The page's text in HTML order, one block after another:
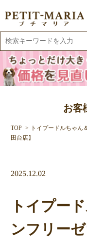
お客
TOP トイプードルちゃん
田台店】
2025.12.02
トイプー
ンフリー